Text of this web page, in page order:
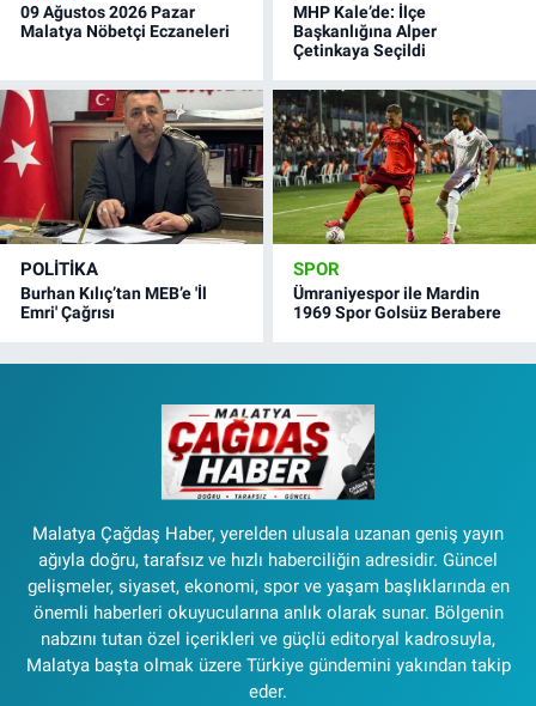
09 Ağustos 2026 Pazar
Malatya Nöbetçi Eczaneleri
MHP Kale’de: İlçe
Başkanlığına Alper
Çetinkaya Seçildi
POLITIKA
Burhan Kılıç’tan MEB’e 'İl
Emri' Çağrısı
SPOR
Ümraniyespor ile Mardin
1969 Spor Golsüz Berabere
Malatya Çağdaş Haber, yerelden ulusala uzanan geniş yayın
ağıyla doğru, tarafsız ve hızlı haberciliğin adresidir. Güncel
gelişmeler, siyaset, ekonomi, spor ve yaşam başlıklarında en
önemli haberleri okuyucularına anlık olarak sunar. Bölgenin
nabzını tutan özel içerikleri ve güçlü editoryal kadrosuyla,
Malatya başta olmak üzere Türkiye gündemini yakından takip
eder.